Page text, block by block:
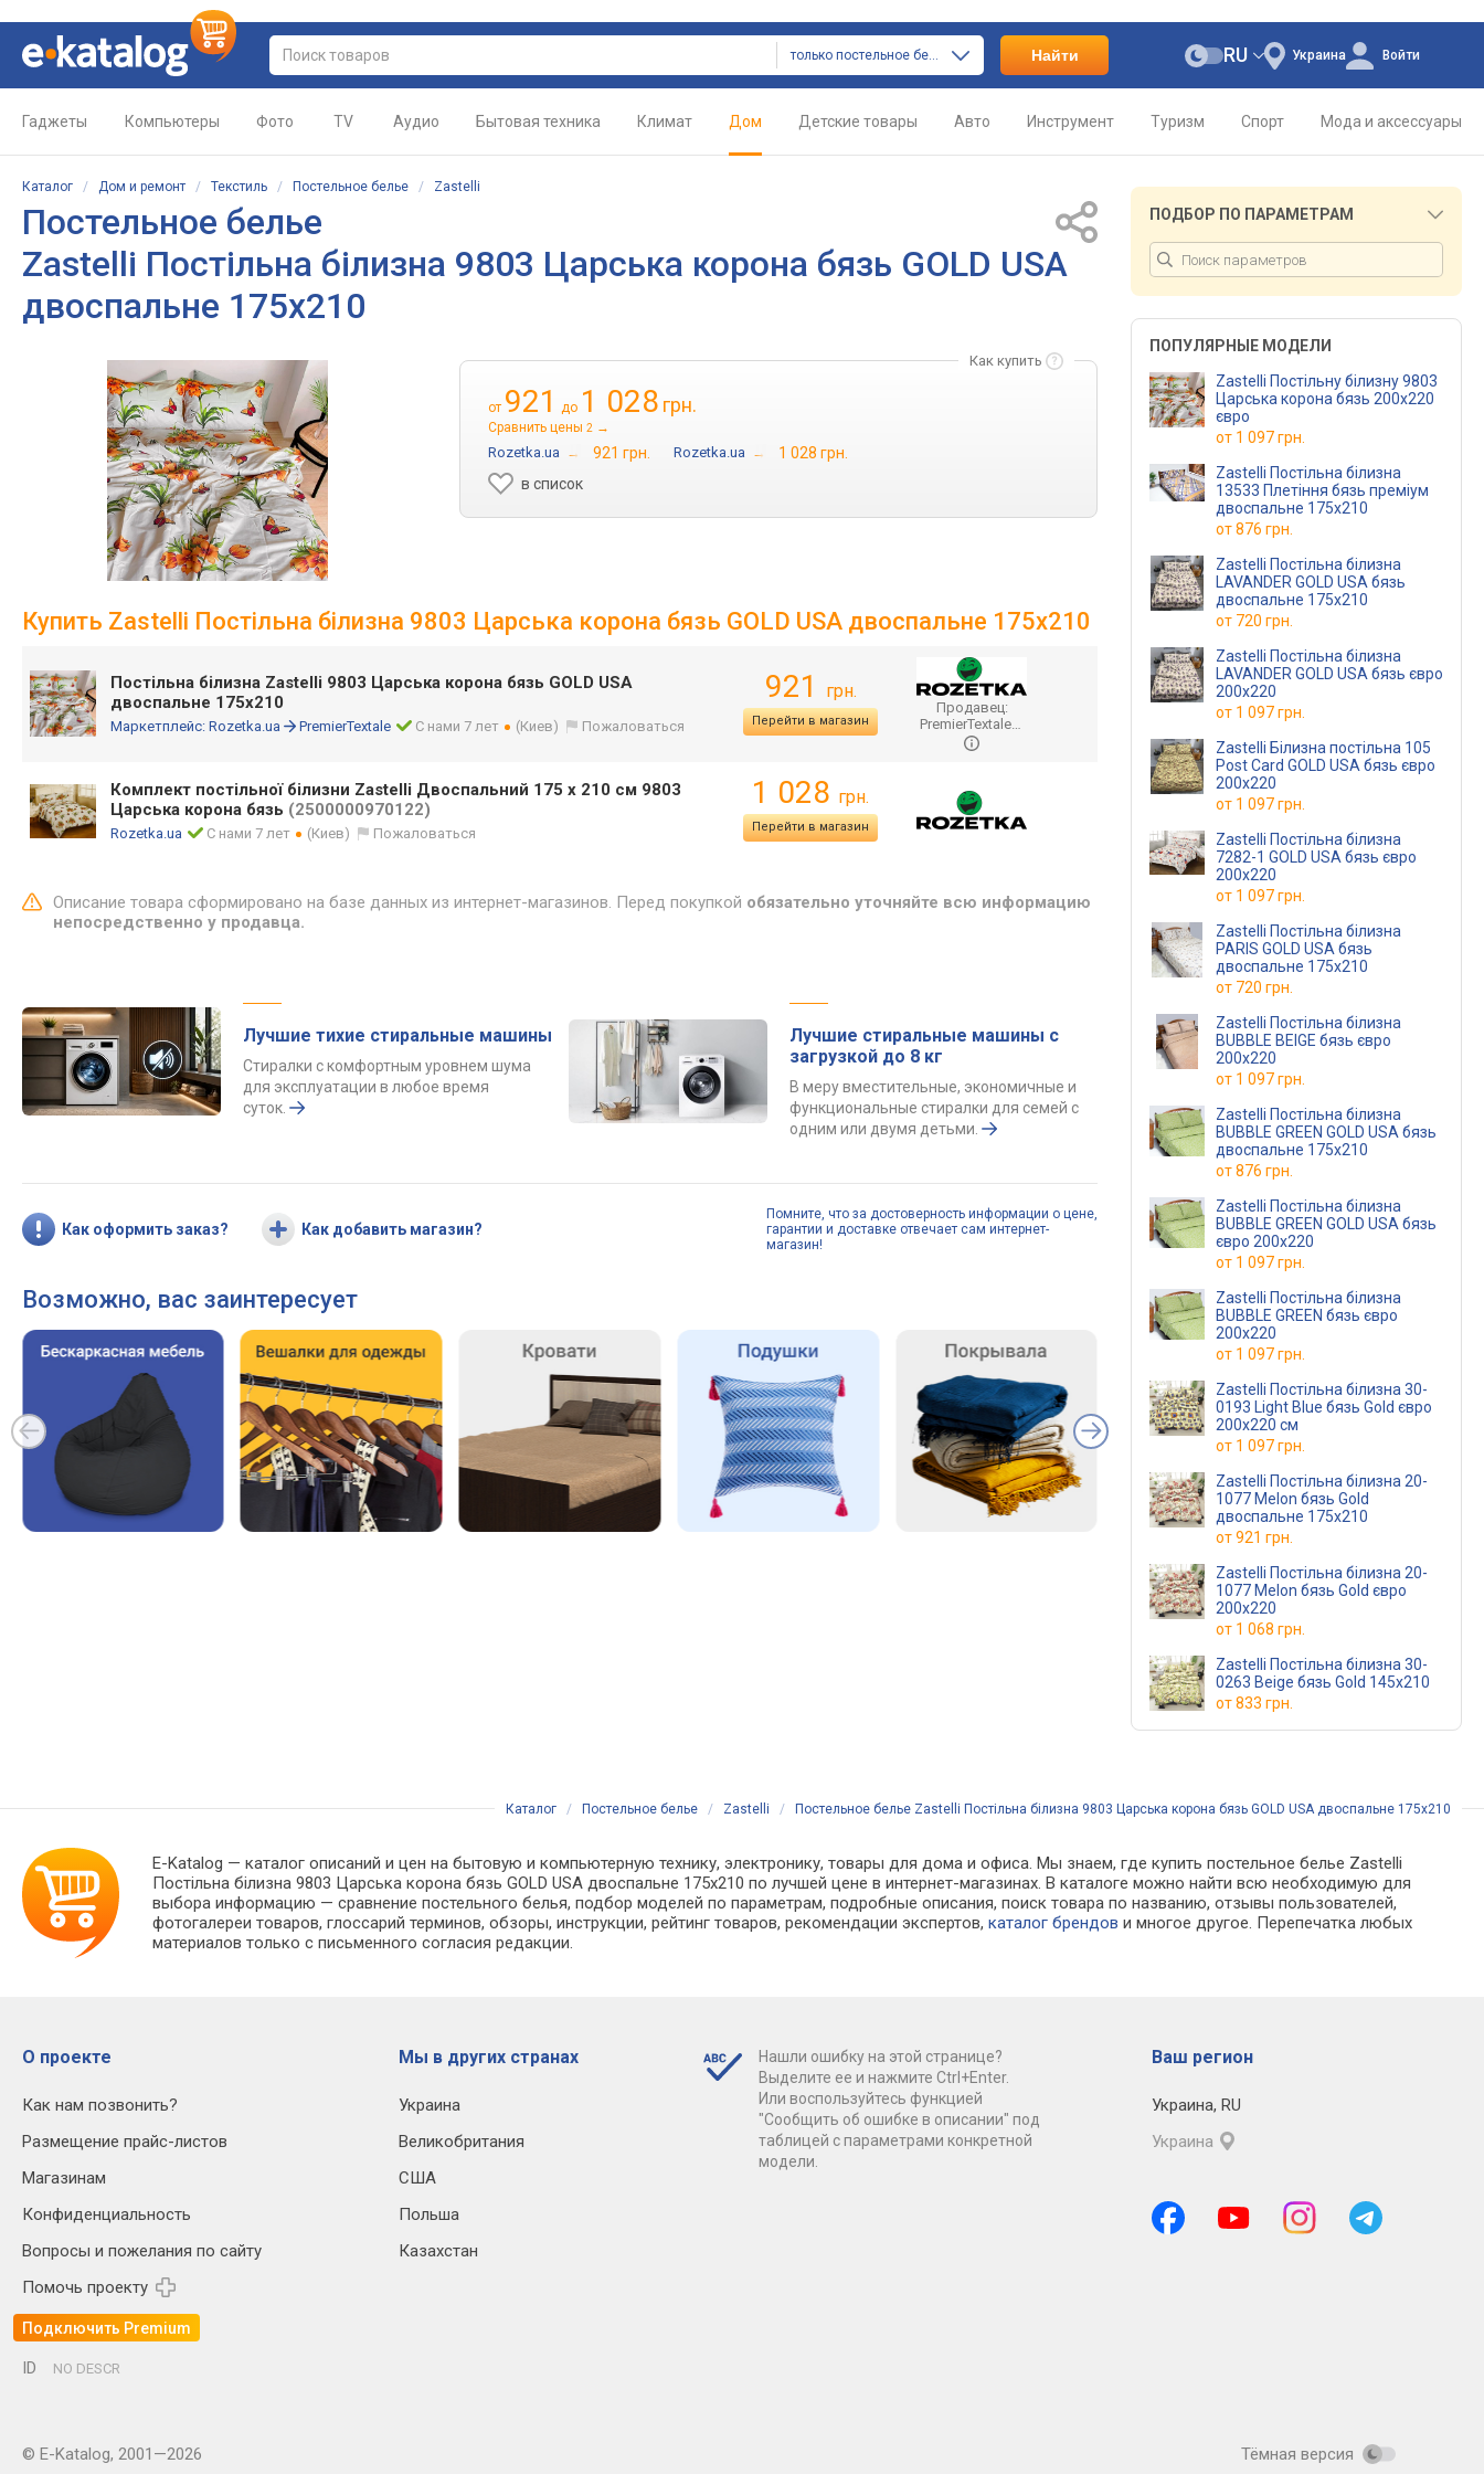
только постельное белье Найти Украина
RU Войти
Гаджеты Компьютеры Фото TV Аудио Бытовая техника Климат Дом Детские товары Авто Инструмент Туризм Спорт Мода и аксессуары
Каталог / Дом и ремонт / Текстиль / Постельное белье / Zastelli
Постельное белье
Zastelli Постільна білизна 9803 Царська корона бязь GOLD USA
двоспальне 175х210
Как купить
от 921 до 1 028 грн.
Сравнить цены 2 →
Rozetka.ua → 921 грн. Rozetka.ua →
1 028 грн.
в список
Купить Zastelli Постільна білизна 9803 Царська корона бязь GOLD USA двоспальне 175х210
Постільна білизна Zastelli 9803 Царська корона бязь GOLD USA
двоспальне 175х210
Маркетплейс: Rozetka.ua PremierTextale С нами 7 лет (Киев) Пожаловаться
921 грн.
Перейти в магазин
Продавец:
PremierTextale…
Комплект постільної білизни Zastelli Двоспальний 175 х 210 см 9803
Царська корона бязь (2500000970122)
Rozetka.ua С нами 7 лет (Киев) Пожаловаться
1 028 грн.
Перейти в магазин
Описание товара сформировано на базе данных из интернет-магазинов. Перед покупкой обязательно уточняйте всю информацию
непосредственно у продавца.
Лучшие тихие стиральные машины
Стиралки с комфортным уровнем шума
для эксплуатации в любое время
суток.
Лучшие стиральные машины с
загрузкой до 8 кг
В меру вместительные, экономичные и
функциональные стиралки для семей с
одним или двумя детьми.
Как оформить заказ? Как добавить магазин?
Помните, что за достоверность информации о цене,
гарантии и доставке отвечает сам интернет-
магазин!
Возможно, вас заинтересует
ПОДБОР ПО ПАРАМЕТРАМ
ПОПУЛЯРНЫЕ МОДЕЛИ
Zastelli Постільну білизну 9803
Царська корона бязь 200х220
євро
от 1 097 грн.
Zastelli Постільна білизна
13533 Плетіння бязь преміум
двоспальне 175х210
от876 грн.
Zastelli Постільна білизна
LAVANDER GOLD USA бязь
двоспальне 175х210
от 720 грн.
Zastelli Постільна білизна
LAVANDER GOLD USA бязь євро
200х220
от 1 097 грн.
Zastelli Білизна постільна 105
Post Card GOLD USA бязь євро
200х220
от 1 097 грн.
Zastelli Постільна білизна
7282-1 GOLD USA бязь євро
200х220
от 1 097 грн.
Zastelli Постільна білизна
PARIS GOLD USA бязь
двоспальне 175х210
от 720 грн.
Zastelli Постільна білизна
BUBBLE BEIGE бязь євро
200х220
от 1 097 грн.
Zastelli Постільна білизна
BUBBLE GREEN GOLD USA бязь
двоспальне 175х210
от876 грн.
Zastelli Постільна білизна
BUBBLE GREEN GOLD USA бязь
євро 200х220
от 1 097 грн.
Zastelli Постільна білизна
BUBBLE GREEN бязь євро
200х220
от 1 097 грн.
Zastelli Постільна білизна 30-
0193 Light Blue бязь Gold євро
200х220 см
от 1 097 грн.
Zastelli Постільна білизна 20-
1077 Melon бязь Gold
двоспальне 175х210
от921 грн.
Zastelli Постільна білизна 20-
1077 Melon бязь Gold євро
200х220
от 1 068 грн.
Zastelli Постільна білизна 30-
0263 Beige бязь Gold 145х210
от833 грн.
Каталог / Постельное белье / Zastelli / Постельное белье Zastelli Постільна білизна 9803 Царська корона бязь GOLD USA двоспальне 175х210
E-Katalog — каталог описаний и цен на бытовую и компьютерную технику, электронику, товары для дома и офиса. Мы знаем, где купить постельное белье Zastelli
Постільна білизна 9803 Царська корона бязь GOLD USA двоспальне 175х210 по лучшей цене в интернет-магазинах. В каталоге можно найти всю необходимую для
выбора информацию — сравнение постельного белья, подбор моделей по параметрам, подробные описания, поиск товара по названию, отзывы пользователей,
фотогалереи товаров, глоссарий терминов, обзоры, инструкции, рейтинг товаров, рекомендации экспертов,каталог брендов и многое другое. Перепечатка любых
материалов только с письменного согласия редакции.
О проекте
Как нам позвонить?
Размещение прайс-листов
Магазинам
Конфиденциальность
Вопросы и пожелания по сайту
Помочь проекту
Подключить Premium
Мы в других странах
Украина
Великобритания
США
Польша
Казахстан
Нашли ошибку на этой странице?
Выделите ее и нажмите Ctrl+Enter.
Или воспользуйтесь функцией
"Сообщить об ошибке в описании" под
таблицей с параметрами конкретной
модели.
Ваш регион
Украина, RU
Украина
ID NO DESCR
© E-Katalog, 2001—2026 Тёмная версия